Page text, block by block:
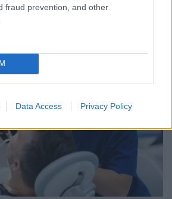
fraud prevention, and other
Data Access Privacy Policy
nő több mint ötmillió Instagram-